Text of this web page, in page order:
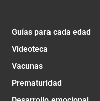
Guías para cada edad
Videoteca
Vacunas
Prematuridad